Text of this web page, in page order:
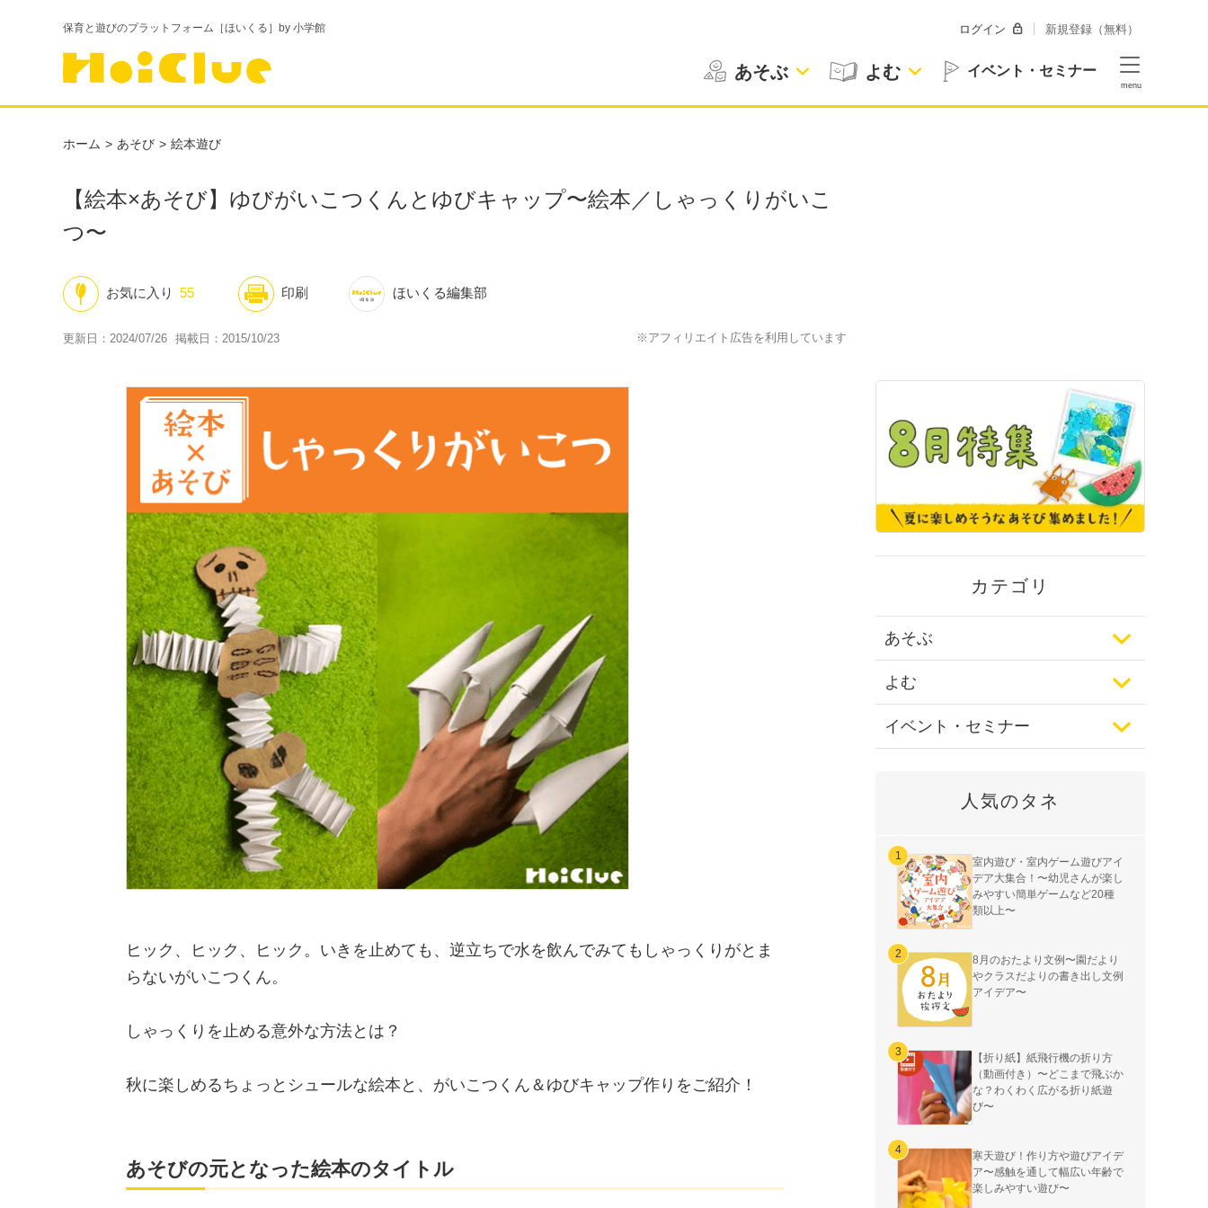
保育と遊びのプラットフォーム［ほいくる］by 小学館
あそぶ よむ イベント・セミナー
ログイン 新規登録（無料）
ホーム あそび 絵本遊び
【絵本×あそび】ゆびがいこつくんとゆびキャップ〜絵本／しゃっくりがいこ
つ〜
ほいくる編集部
お気に入り 55 印刷
更新日：2024/07/26 掲載日：2015/10/23 ※アフィリエイト広告を利用しています
ヒック、ヒック、ヒック。いきを止めても、逆立ちで水を飲んでみてもしゃっくりがとま
らないがいこつくん。
しゃっくりを止める意外な方法とは？
秋に楽しめるちょっとシュールな絵本と、がいこつくん＆ゆびキャップ作りをご紹介！
あそびの元となった絵本のタイトル
カテゴリ
あそぶ
よむ
イベント・セミナー
人気のタネ
室内遊び・室内ゲーム遊びアイ
デア大集合！〜幼児さんが楽し
みやすい簡単ゲームなど20種
類以上〜
8月のおたより文例〜園だより
やクラスだよりの書き出し文例
アイデア〜
【折り紙】紙飛行機の折り方
（動画付き）〜どこまで飛ぶか
な？わくわく広がる折り紙遊
び〜
寒天遊び！作り方や遊びアイデ
ア〜感触を通して幅広い年齢で
楽しみやすい遊び〜